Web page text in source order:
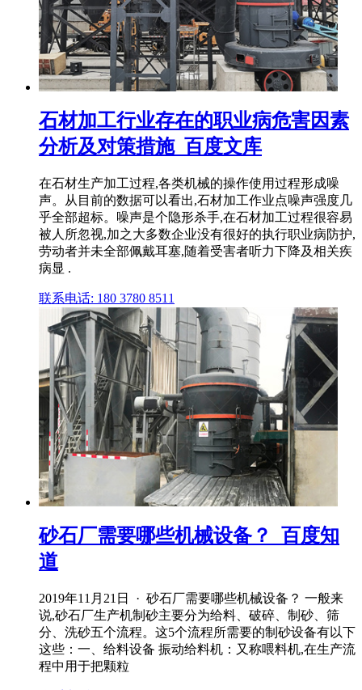
石材加工行业存在的职业病危害因素
分析及对策措施_百度文库
在石材生产加工过程,各类机械的操作使用过程形成噪
声。从目前的数据可以看出,石材加工作业点噪声强度几
乎全部超标。噪声是个隐形杀手,在石材加工过程很容易
被人所忽视,加之大多数企业没有很好的执行职业病防护,
劳动者并未全部佩戴耳塞,随着受害者听力下降及相关疾
病显 .
联系电话: 180 3780 8511
砂石厂需要哪些机械设备？_百度知
道
2019年11月21日 · 砂石厂需要哪些机械设备？ 一般来
说,砂石厂生产机制砂主要分为给料、破碎、制砂、筛
分、洗砂五个流程。这5个流程所需要的制砂设备有以下
这些：一、给料设备 振动给料机：又称喂料机,在生产流
程中用于把颗粒